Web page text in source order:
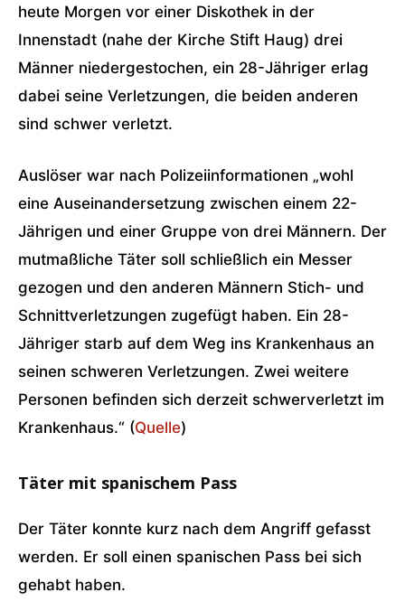
heute Morgen vor einer Diskothek in der
Innenstadt (nahe der Kirche Stift Haug) drei
Männer niedergestochen, ein 28-Jähriger erlag
dabei seine Verletzungen, die beiden anderen
sind schwer verletzt.
Auslöser war nach Polizeiinformationen „wohl
eine Auseinandersetzung zwischen einem 22-
Jährigen und einer Gruppe von drei Männern. Der
mutmaßliche Täter soll schließlich ein Messer
gezogen und den anderen Männern Stich- und
Schnittverletzungen zugefügt haben. Ein 28-
Jähriger starb auf dem Weg ins Krankenhaus an
seinen schweren Verletzungen. Zwei weitere
Personen befinden sich derzeit schwerverletzt im
Krankenhaus.“ (Quelle)
Täter mit spanischem Pass
Der Täter konnte kurz nach dem Angriff gefasst
werden. Er soll einen spanischen Pass bei sich
gehabt haben.